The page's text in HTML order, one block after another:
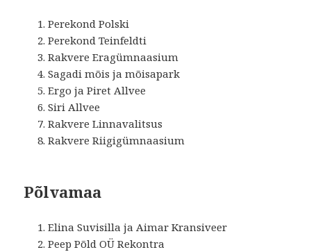
Perekond Polski
Perekond Teinfeldti
Rakvere Eragümnaasium
Sagadi mõis ja mõisapark
Ergo ja Piret Allvee
Siri Allvee
Rakvere Linnavalitsus
Rakvere Riigigümnaasium
Põlvamaa
Elina Suvisilla ja Aimar Kransiveer
Peep Põld OÜ Rekontra